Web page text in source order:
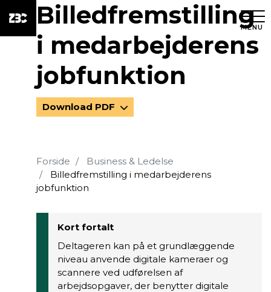
MENU
Billedfremstilling
i medarbejderens
jobfunktion
Download PDF
Forside
Business & Ledelse
Billedfremstilling i medarbejderens
jobfunktion
Kort fortalt
Deltageren kan på et grundlæggende
niveau anvende digitale kameraer og
scannere ved udførelsen af
arbejdsopgaver, der benytter digitale